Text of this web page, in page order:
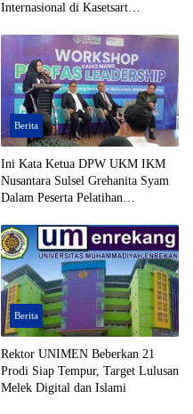
Internasional di Kasetsart
Berita
Ini Kata Ketua DPW UKM IKM
Nusantara Sulsel Grehanita Syam
Dalam Peserta Pelatihan
Berita
Rektor UNIMEN Beberkan 21
Prodi Siap Tempur, Target Lulusan
Melek Digital dan Islami